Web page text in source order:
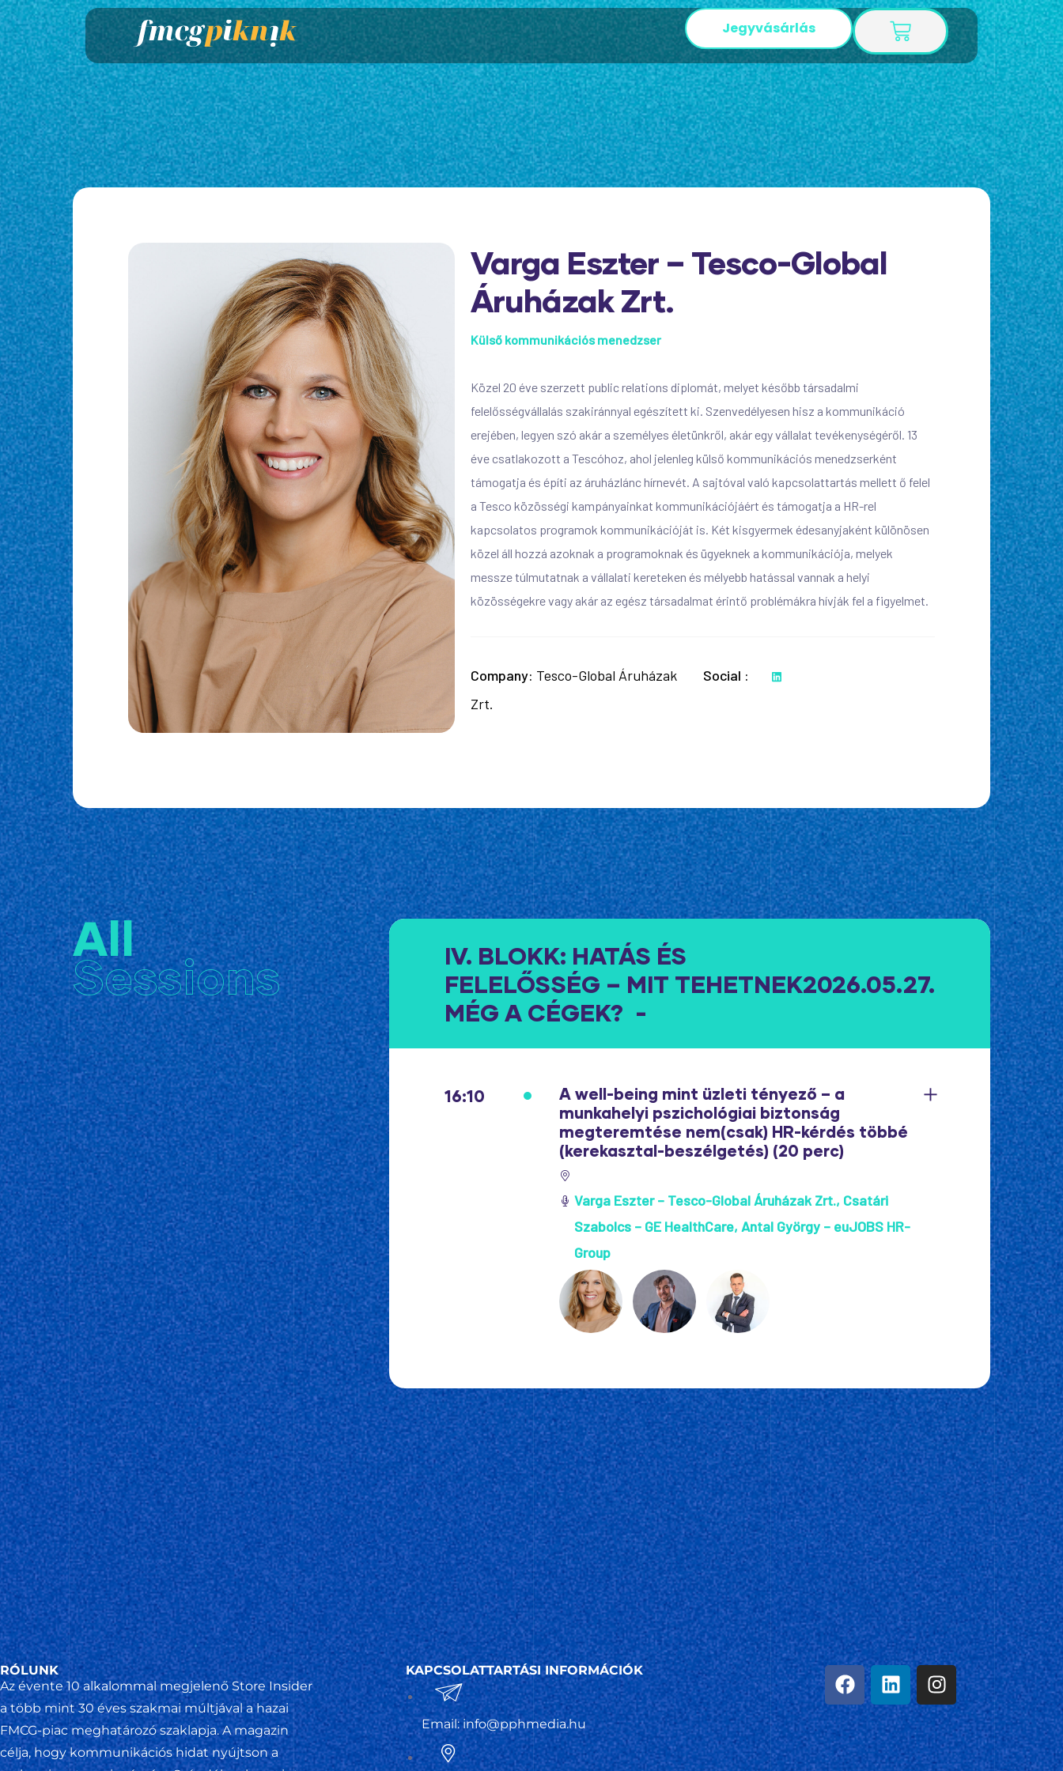
Jegyvásárlás
Varga Eszter – Tesco-Global
Áruházak Zrt.
Külső kommunikációs menedzser
Közel 20 éve szerzett public relations diplomát, melyet később társadalmi
felelősségvállalás szakiránnyal egészített ki. Szenvedélyesen hisz a kommunikáció
erejében, legyen szó akár a személyes életünkről, akár egy vállalat tevékenységéről. 13
éve csatlakozott a Tescóhoz, ahol jelenleg külső kommunikációs menedzserként
támogatja és építi az áruházlánc hírnevét. A sajtóval való kapcsolattartás mellett ő felel
a Tesco közösségi kampányainkat kommunikációjáért és támogatja a HR-rel
kapcsolatos programok kommunikációját is. Két kisgyermek édesanyjaként különösen
közel áll hozzá azoknak a programoknak és ügyeknek a kommunikációja, melyek
messze túlmutatnak a vállalati kereteken és mélyebb hatással vannak a helyi
közösségekre vagy akár az egész társadalmat érintő problémákra hívják fel a figyelmet.
Company Tesco-Global Áruházak
Zrt.
Social
All
Sessions
IV. BLOKK: HATÁS ÉS
FELELŐSSÉG – MIT TEHETNEK
MÉG A CÉGEK?
2026.05.27.
16:10
A well-being mint üzleti tényező – a
munkahelyi pszichológiai biztonság
megteremtése nem(csak) HR-kérdés többé
(kerekasztal-beszélgetés) (20 perc)
Varga Eszter – Tesco-Global Áruházak Zrt. Csatári
Szabolcs – GE HealthCare Antal György – euJOBS HR-
Group
RÓLUNK
Az évente 10 alkalommal megjelenő Store Insider
a több mint 30 éves szakmai múltjával a hazai
FMCG-piac meghatározó szaklapja. A magazin
célja, hogy kommunikációs hidat nyújtson a
KAPCSOLATTARTÁSI INFORMÁCIÓK
Email:info@pphmedia.hu